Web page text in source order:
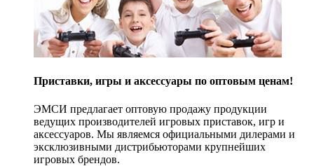
Приставки, игры и аксессуары по оптовым ценам!
ЭМСИ предлагает оптовую продажу продукции
ведущих производителей игровых приставок, игр и
аксессуаров. Мы являемся официальными дилерами и
эксклюзивными дистрибьюторами крупнейших
игровых брендов.